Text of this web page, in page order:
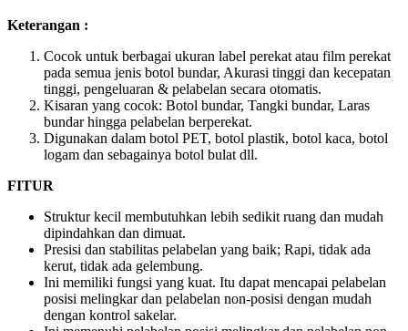
Keterangan :
Cocok untuk berbagai ukuran label perekat atau film perekat
pada semua jenis botol bundar, Akurasi tinggi dan kecepatan
tinggi, pengeluaran & pelabelan secara otomatis.
Kisaran yang cocok: Botol bundar, Tangki bundar, Laras
bundar hingga pelabelan berperekat.
Digunakan dalam botol PET, botol plastik, botol kaca, botol
logam dan sebagainya botol bulat dll.
FITUR
Struktur kecil membutuhkan lebih sedikit ruang dan mudah
dipindahkan dan dimuat.
Presisi dan stabilitas pelabelan yang baik; Rapi, tidak ada
kerut, tidak ada gelembung.
Ini memiliki fungsi yang kuat. Itu dapat mencapai pelabelan
posisi melingkar dan pelabelan non-posisi dengan mudah
dengan kontrol sakelar.